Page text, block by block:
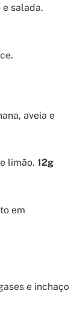
salada.
aveia e
limão. 12g
em
e inchaço